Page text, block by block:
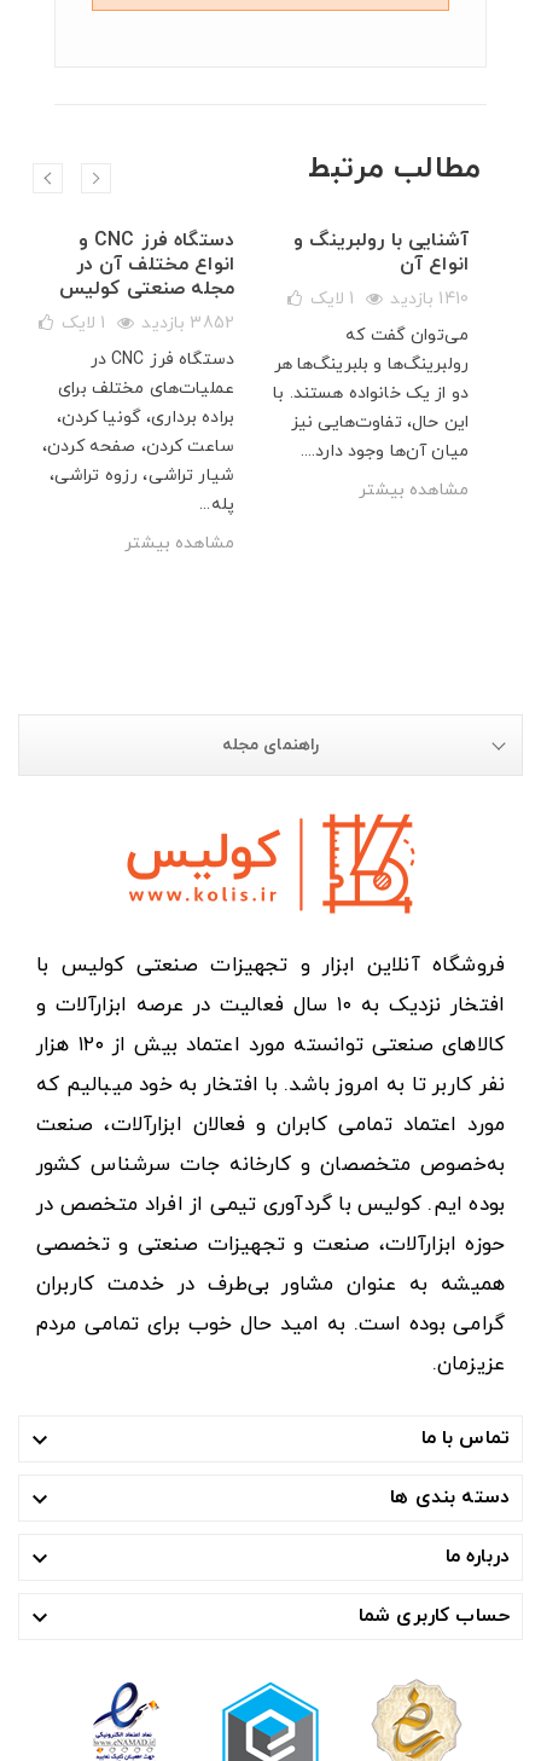
مطالب مرتبط
دستگاه فرز CNC و
انواع مختلف آن در
مجله صنعتی کولیس
3852 بازدید 1 لایک
دستگاه فرز CNC در
عملیات‌های مختلف برای
براده‌ برداری، گونیا کردن،
ساعت کردن، صفحه کردن،
شیار تراشی، رزوه تراشی،
پله...
مشاهده بیشتر
آشنایی با رولبرینگ و
انواع آن
1410 بازدید 1 لایک
می‌توان گفت که
رولبرینگ‌ها و بلبرینگ‌ها هر
دو از یک خانواده هستند. با
این حال، تفاوت‌هایی نیز
میان‌ آن‌ها وجود دارد....
مشاهده بیشتر
راهنمای مجله
فروشگاه آنلاین ابزار و تجهیزات صنعتی کولیس با
افتخار نزدیک به ۱۰ سال فعالیت در عرصه ابزارآلات و
کالاهای صنعتی توانسته مورد اعتماد بیش از ۱۲۰ هزار
نفر کاربر تا به امروز باشد. با افتخار به خود میبالیم که
مورد اعتماد تمامی کابران و فعالان ابزارآلات، صنعت
به‌خصوص متخصصان و کارخانه جات سرشناس کشور
بوده ایم. کولیس با گردآوری تیمی از افراد متخصص در
حوزه ابزارآلات، صنعت و تجهیزات صنعتی و تخصصی
همیشه به عنوان مشاور بی‌طرف در خدمت کاربران
گرامی بوده است. به امید حال خوب برای تمامی مردم
عزیزمان.
تماس با ما 
دسته بندی ها 
درباره ما 
حساب کاربری شما 